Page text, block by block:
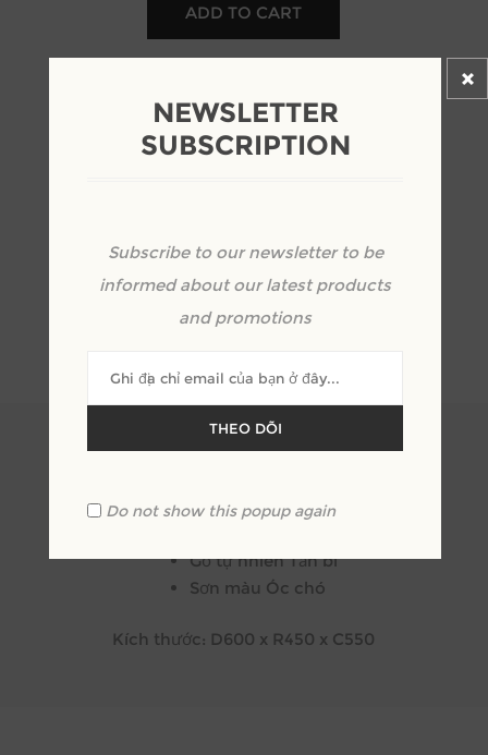
REVIEWS
Chất liệu:
Gỗ tự nhiên Tần bì
Sơn màu Óc chó
Kích thước: D600 x R450 x C550
NEWSLETTER
SUBSCRIPTION
Subscribe to our newsletter to be
informed about our latest products
and promotions
THEO DÕI
Do not show this popup again